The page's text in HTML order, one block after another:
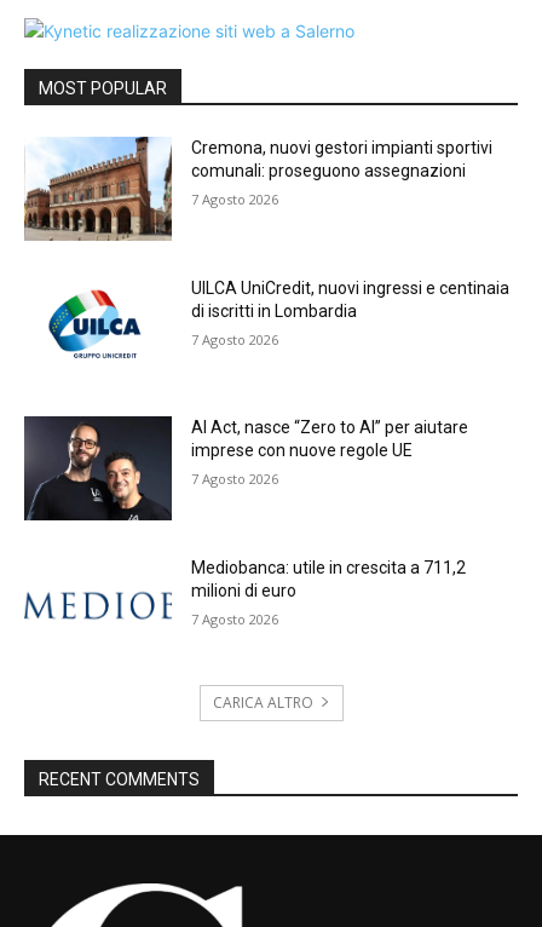
MOST POPULAR
Cremona, nuovi gestori impianti sportivi
comunali: proseguono assegnazioni
7 Agosto 2026
UILCA UniCredit, nuovi ingressi e centinaia
di iscritti in Lombardia
7 Agosto 2026
AI Act, nasce “Zero to AI” per aiutare
imprese con nuove regole UE
7 Agosto 2026
Mediobanca: utile in crescita a 711,2
milioni di euro
7 Agosto 2026
CARICA ALTRO
RECENT COMMENTS